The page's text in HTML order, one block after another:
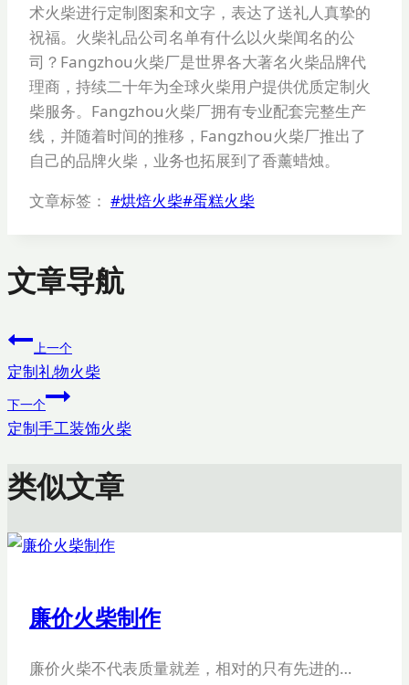
术火柴进行定制图案和文字，表达了送礼人真挚的
祝福。火柴礼品公司名单有什么以火柴闻名的公
司？Fangzhou火柴厂是世界各大著名火柴品牌代
理商，持续二十年为全球火柴用户提供优质定制火
柴服务。Fangzhou火柴厂拥有专业配套完整生产
线，并随着时间的推移，Fangzhou火柴厂推出了
自己的品牌火柴，业务也拓展到了香薰蜡烛。
文章标签： #烘焙火柴#蛋糕火柴
文章导航
上一个
定制礼物火柴
下一个
定制手工装饰火柴
类似文章
廉价火柴制作
廉价火柴不代表质量就差，相对的只有先进的…